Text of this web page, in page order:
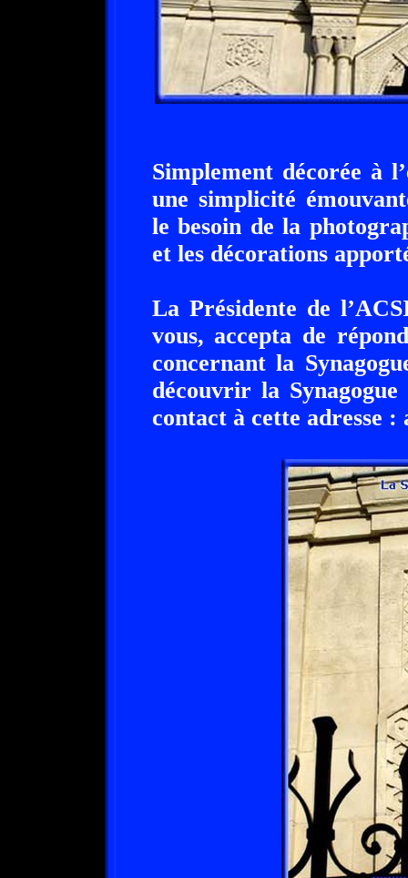
Simplement décorée à
une simplicité
le besoin de la
et les décorations
La Présidente de
vous, accepta de
concernant la
découvrir la
contact à cette adresse